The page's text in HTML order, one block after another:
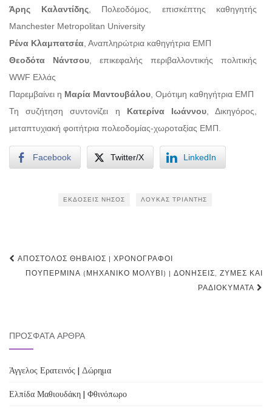
Άρης Καλαντίδης, Πολεοδόμος, επισκέπτης καθηγητής
Manchester Metropolitan University
Ρένα Κλαμπατσέα , Αναπληρώτρια καθηγήτρια ΕΜΠ
Θεοδότα Νάντσου , επικεφαλής περιβαλλοντικής πολιτικής
WWF Ελλάς
Παρεμβαίνει η Μαρία Μαντουβάλου , Ομότιμη καθηγήτρια ΕΜΠ
Τη συζήτηση συντονίζει η Κατερίνα Ιωάννου, Δικηγόρος,
μεταπτυχιακή φοιτήτρια πολεοδομίας-χωροταξίας ΕΜΠ.
Facebook Twitter/X LinkedIn
ΕΚΔΌΣΕΙΣ ΝΉΣΟΣ ΛΟΥΚΆΣ ΤΡΙΆΝΤΗΣ
Post
navigation
ΑΠΌΣΤΟΛΟΣ ΘΗΒΑΊΟΣ | ΧΡΟΝΟΓΡΆΦΟΙ
ΠΟΥΠΕΡΜΊΝΑ (ΜΗΧΑΝΙΚΌ ΜΟΛΎΒΙ) | ΔΟΝΉΣΕΙΣ, ΖΎΜΕΣ ΚΑΙ
ΡΑΔΙΟΚΎΜΑΤΑ
ΠΡΌΣΦΑΤΑ ΆΡΘΡΑ
Άγγελος Ερατεινός | Δώρημα
Ελπίδα Μαθιουδάκη | Φθινόπωρο